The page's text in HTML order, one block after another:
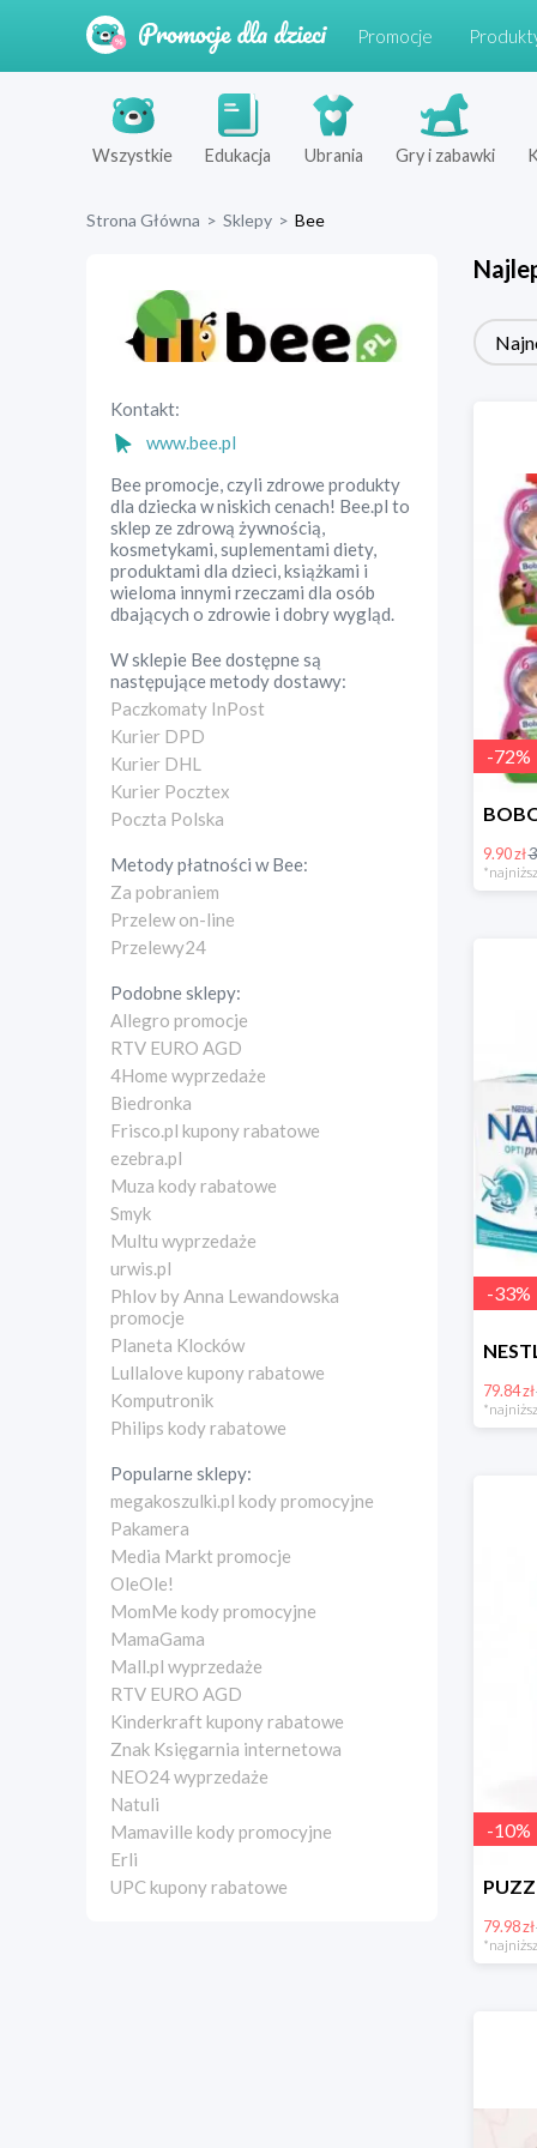
Promocje
Wszystkie Edukacja Ubrania Gry i zabawki
Strona Główna > Sklepy > Bee
Kontakt:
www.bee.pl
Bee promocje, czyli zdrowe produkty
dla dziecka w niskich cenach! Bee.pl to
sklep ze zdrową żywnością,
kosmetykami, suplementami diety,
produktami dla dzieci, książkami i
wieloma innymi rzeczami dla osób
dbających o zdrowie i dobry wygląd.
W sklepie Beedostępne są
następujące metody dostawy:
Paczkomaty InPost
Kurier DPD
Kurier DHL
Kurier Pocztex
Poczta Polska
Metody płatności wBee:
Za pobraniem
Przelew on-line
Przelewy24
Podobne sklepy:
Allegro promocje
RTV EURO AGD
4Home wyprzedaże
Biedronka
Frisco.pl kupony rabatowe
ezebra.pl
Muza kody rabatowe
Smyk
Multu wyprzedaże
urwis.pl
Phlov by Anna Lewandowska
promocje
Planeta Klocków
Lullalove kupony rabatowe
Komputronik
Philips kody rabatowe
Popularne sklepy:
megakoszulki.pl kody promocyjne
Pakamera
Media Markt promocje
OleOle!
MomMe kody promocyjne
MamaGama
Mall.pl wyprzedaże
RTV EURO AGD
Kinderkraft kupony rabatowe
Znak Księgarnia internetowa
NEO24 wyprzedaże
Natuli
Mamaville kody promocyjne
Erli
UPC kupony rabatowe
-72%
9.90 zł
-33%
79.84 zł
-10%
79.98 zł